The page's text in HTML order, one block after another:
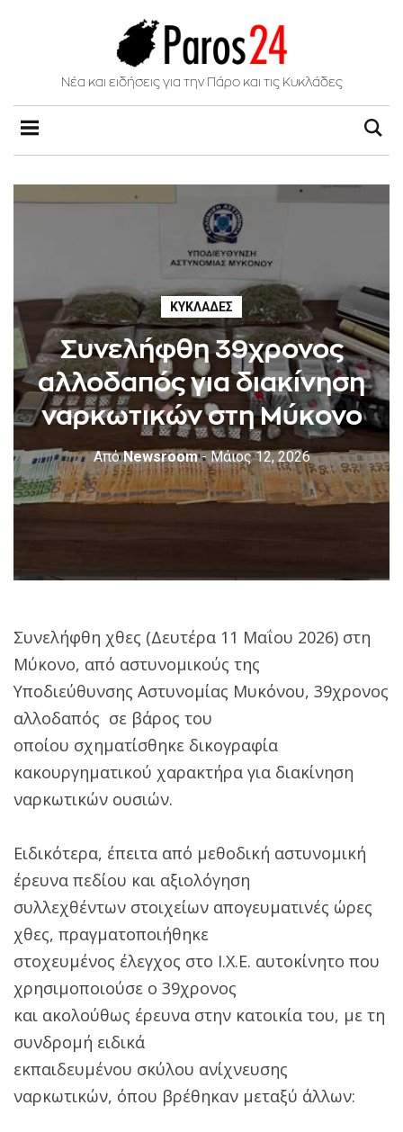
Νέα και ειδήσεις για την Πάρο και τις Κυκλάδες
ΚΥΚΛΆΔΕΣ
Συνελήφθη 39χρονος
αλλοδαπός για διακίνηση
ναρκωτικών στη Μύκονο
ΑπόNewsroom - Μάιος 12, 2026
Συνελήφθη χθες (Δευτέρα 11 Μαΐου 2026) στη
Μύκονο, από αστυνομικούς της
Υποδιεύθυνσης Αστυνομίας Μυκόνου, 39χρονος
αλλοδαπός σε βάρος του
οποίου σχηματίσθηκε δικογραφία
κακουργηματικού χαρακτήρα για διακίνηση
ναρκωτικών ουσιών.
Ειδικότερα, έπειτα από μεθοδική αστυνομική
έρευνα πεδίου και αξιολόγηση
συλλεχθέντων στοιχείων απογευματινές ώρες
χθες, πραγματοποιήθηκε
στοχευμένος έλεγχος στο Ι.Χ.Ε. αυτοκίνητο που
χρησιμοποιούσε ο 39χρονος
και ακολούθως έρευνα στην κατοικία του, με τη
συνδρομή ειδικά
εκπαιδευμένου σκύλου ανίχνευσης
ναρκωτικών, όπου βρέθηκαν μεταξύ άλλων: